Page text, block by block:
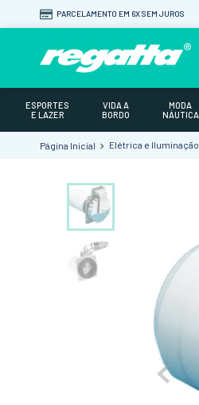
PARCELAMENTO EM 6X SEM JUROS
ESPORTES
E LAZER
VIDA A
BORDO
MODA
NÁUTICA
Elétrica e Iluminação